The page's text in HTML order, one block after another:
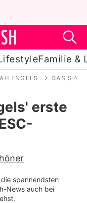
Familie &
ENGELS DAS SIND
erste
spannendsten
News auch bei